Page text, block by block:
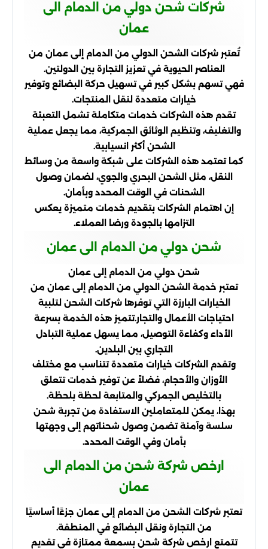
شركات شحن دولي من الدمام الى
عمان
تُعتبر شركات الشحن الدولي من الدمام إلى عمان من
العناصر الحيوية في تعزيز التجارة بين الدولتين.
فهي تسهم بشكل كبير في تسهيل حركة البضائع وتوفير
خيارات متعددة لنقل المنتجات.
تقدم هذه الشركات خدمات متكاملة تشمل التعبئة
والتغليف، وتنظيم الوثائق الجمركية، مما يجعل عملية
الشحن أكثر انسيابية.
كما تعتمد هذه الشركات على شبكة واسعة من وسائط
النقل، مثل الشحن البحري والجوي، لضمان وصول
الشحنات في الوقت المحدد وبأمان.
إن اهتمام الشركات بتقديم خدمات متميزة يعكس
التزامها بالجودة ورضا العملاء.
شحن دولي من الدمام الى عمان
شحن دولي من الدمام إلى عمان
تعتبر خدمة الشحن الدولي من الدمام إلى عمان من
الخيارات البارزة التي توفرها شركات الشحن لتلبية
احتياجات الأعمال والتجار.تتميز هذه الخدمة بسرعة
الأداء وكفاءة التوصيل، مما يسهل عملية التبادل
التجاري بين البلدين.
وتقدم الشركات خيارات متعددة تتناسب مع مختلف
الأوزان والأحجام، فضلاً عن توفير خدمات تتعلق
بالتخليص الجمركي والمتابعة لحظة بلحظة.
بهذا، يمكن للمتعاملين الاستفادة من تجربة شحن
سلسة وآمنة تضمن وصول شحناتهم إلى وجهتها
بأمان وفي الوقت المحدد.
ارخص شركة شحن من الدمام الى
عمان
تعتبر شركات الشحن من الدمام إلى عمان جزءًا أساسيًا
من التجارة ونقل البضائع في المنطقة.
تتمتع ارخص شركة شحن بسمعة ممتازة في تقديم